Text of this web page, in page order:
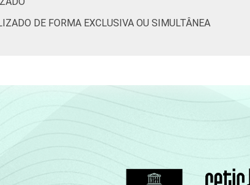
DE FORMA EXCLUSIVA OU SIMULTÂNEA